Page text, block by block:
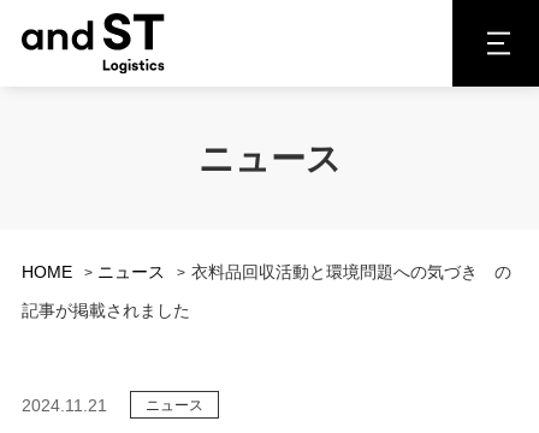
ニュース
HOME ニュース
衣料品回収活動と環境問題への気づき の
記事が掲載されました
2024.11.21 ニュース